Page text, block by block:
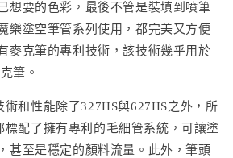
想要的色彩，最後不管是裝填到噴筆
樂塗空筆管系列使用，都完美又方便
麥克筆的專利技術，該技術幾乎用於
筆。
和性能除了327HS與627HS之外，所
配了擁有專利的毛細管系統，可讓塗
甚至是穩定的顏料流量。此外，筆頭